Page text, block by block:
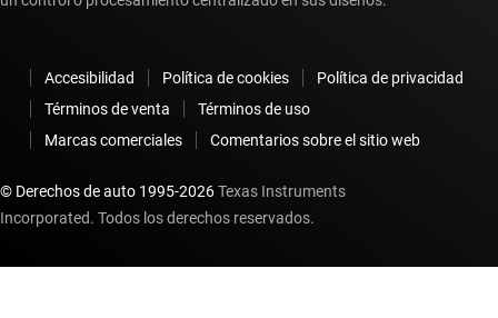
Accesibilidad Política de cookies
Política de privacidad
Términos de venta
Términos de uso
Marcas comerciales
Comentarios sobre el sitio web
© Derechos de auto 1995-2026Texas Instruments
Incorporated. Todos los derechos reservados.